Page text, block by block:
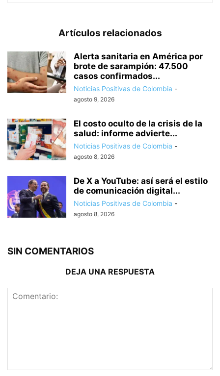
Artículos relacionados
Alerta sanitaria en América por
brote de sarampión: 47.500
casos confirmados...
Noticias Positivas de Colombia -
agosto 9, 2026
El costo oculto de la crisis de la
salud: informe advierte...
Noticias Positivas de Colombia -
agosto 8, 2026
De X a YouTube: así será el estilo
de comunicación digital...
Noticias Positivas de Colombia -
agosto 8, 2026
SIN COMENTARIOS
DEJA UNA RESPUESTA